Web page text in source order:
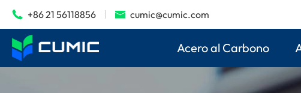
 +86 21 56118856  cumic@cumic.com
Acero al Carbono